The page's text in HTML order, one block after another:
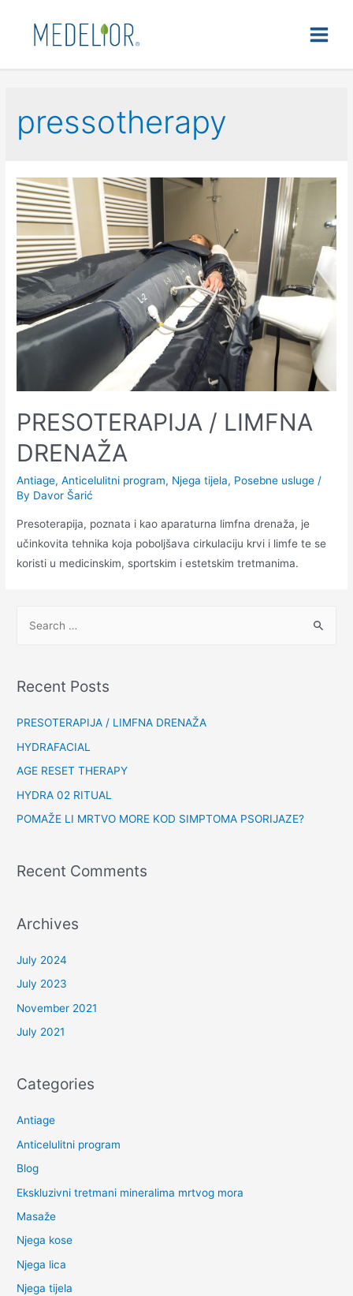
pressotherapy
PRESOTERAPIJA / LIMFNA
DRENAŽA
Antiage,Anticelulitni program, Njega tijela, Posebne usluge /
By Davor Šarić
Presoterapija, poznata i kao aparaturna limfna drenaža, je
učinkovita tehnika koja poboljšava cirkulaciju krvi i limfe te se
koristi u medicinskim, sportskim i estetskim tretmanima.
Recent Posts
PRESOTERAPIJA / LIMFNA DRENAŽA
HYDRAFACIAL
AGE RESET THERAPY
HYDRA 02 RITUAL
POMAŽE LI MRTVO MORE KOD SIMPTOMA PSORIJAZE?
Recent Comments
Archives
July 2024
July 2023
November 2021
July 2021
Categories
Antiage
Anticelulitni program
Blog
Ekskluzivni tretmani mineralima mrtvog mora
Masaže
Njega kose
Njega lica
Njega tijela